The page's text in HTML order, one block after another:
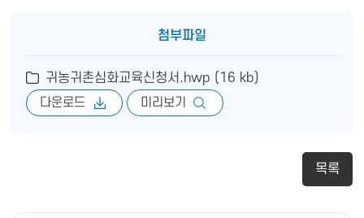
첨부파일
귀농귀촌심화교육신청서.hwp (16 kb)
다운로드
미리보기
목록